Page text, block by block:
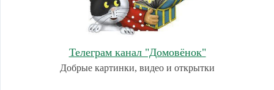
Телеграм канал "Домовёнок"
Добрые картинки, видео и открытки